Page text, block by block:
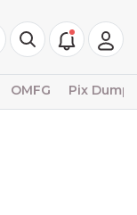
OMFG Pix Dump